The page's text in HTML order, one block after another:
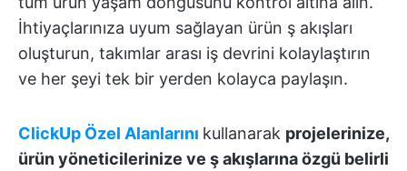
İhtiyaçlarınıza uyum sağlayan ürün ş akışları
oluşturun, takımlar arası iş devrini kolaylaştırın
ve her şeyi tek bir yerden kolayca paylaşın.
ClickUp Özel Alanlarını kullanarak projelerinize,
ürün yöneticilerinize ve ş akışlarına özgü belirli